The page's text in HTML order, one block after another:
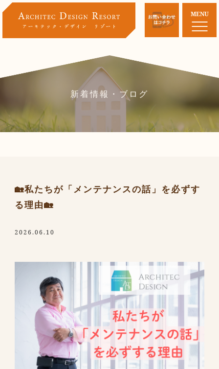
MENU
新着情報・ブログ
🏡私たちが「メンテナンスの話」を必ずす
る理由🏡
2026.06.10